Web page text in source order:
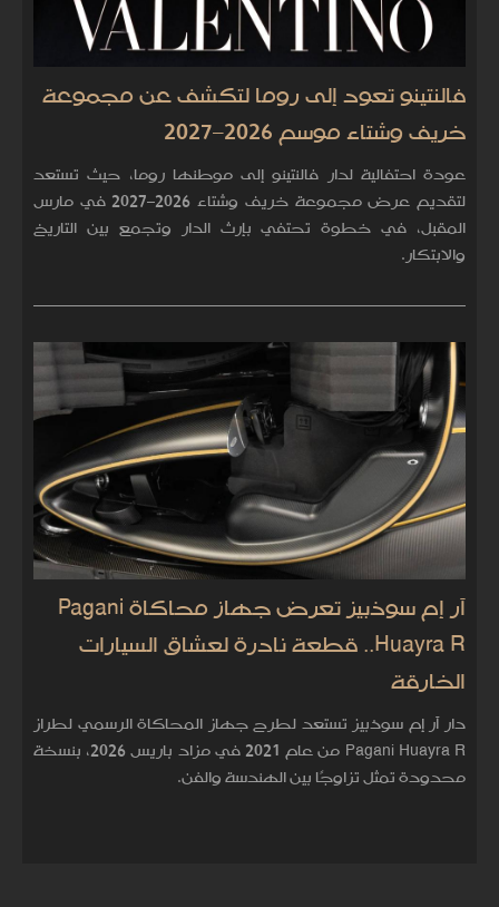
فالنتينو تعود إلى روما لتكشف عن مجموعة
خريف وشتاء موسم 2026–2027
عودة احتفالية لدار فالنتينو إلى موطنها روما، حيث تستعد
لتقديم عرض مجموعة خريف وشتاء 2026–2027 في مارس
المقبل، في خطوة تحتفي بإرث الدار وتجمع بين التاريخ
والابتكار.
آر إم سوذبيز تعرض جهاز محاكاة Pagani
Huayra R.. قطعة نادرة لعشاق السيارات
الخارقة
دار آر إم سوذبيز تستعد لطرح جهاز المحاكاة الرسمي لطراز
Pagani Huayra R من عام 2021 في مزاد باريس 2026، بنسخة
محدودة تمثل تزاوجًا بين الهندسة والفن.